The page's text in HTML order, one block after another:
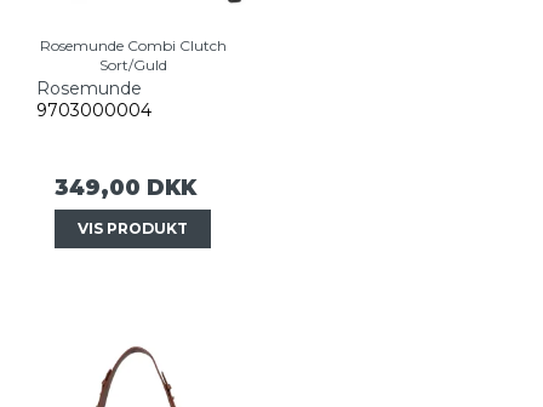
Rosemunde Combi Clutch
Sort/Guld
Rosemunde
9703000004
349,00 DKK
VIS PRODUKT